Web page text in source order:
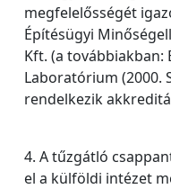
megfelelősségét
Építésügyi
Kft. (a továbbiakban:
Laboratórium (2000.
rendelkezik
4. A tűzgátló
el a külföldi intézet